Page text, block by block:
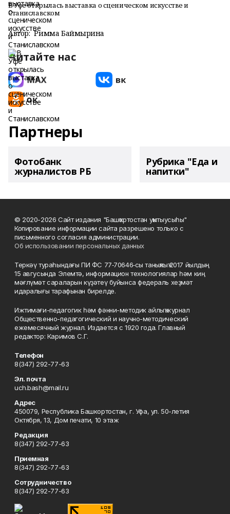
В Уфе открылась выставка о сценическом искусстве и
Станиславском
Автор: Римма Баймырҙина
Читайте нас
Партнеры
Фотобанк
журналистов РБ
Рубрика "Еда и
напитки"
© 2020-2026 Сайт издания "Башҡортостан уҡытыусыһы"
Копирование информации сайта разрешено только с
письменного согласия администрации.
Об использовании персональных данных
Теркәү тураһындағы ПИ ФС 77‑70646‑сы таныҡлыҡ 2017 йылдың
15 авгусында Элемтә, информацион технологиялар һәм киң
мәғлүмәт сараларын күҙәтеү буйынса федераль хеҙмәт
идаралығы тарафынан бирелде.
Ижтимағи-педагогик һәм фәнни-методик айлыҡ журнал
Общественно-педагогический и научно-методический
ежемесячный журнал. Издается с 1920 года. Главный
редактор: Каримов С.Г.
Телефон
8(347) 292-77-63
Эл. почта
uch.bash@mail.ru
Адрес
450079, Республика Башкортостан, г. Уфа, ул. 50-летия
Октября, 13, Дом печати, 10 этаж
Редакция
8(347) 292-77-63
Приемная
8(347) 292-77-63
Сотрудничество
8(347) 292-77-63